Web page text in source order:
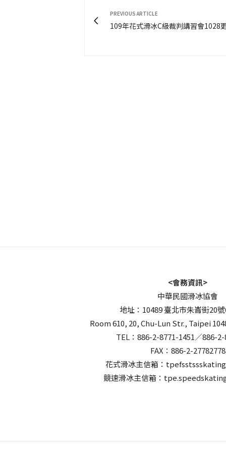
PREVIOUS ARTICLE
109年花式滑冰C級裁判講習會1028
<會務資訊>
中華民國滑冰協會
地址：10489 臺北市朱崙街20
Room 610, 20, Chu-Lun Str., Taipei
TEL：886-2-8771-1451／886-
FAX：886-2-27782778
花式滑冰主信箱：
競速滑冰主信箱：